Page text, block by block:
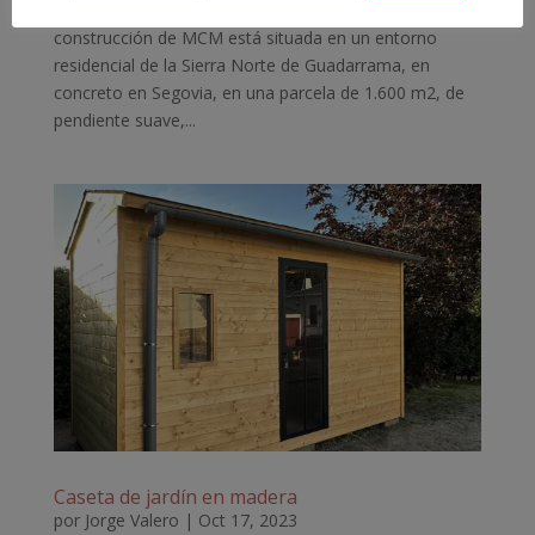
construcción de MCM está situada en un entorno
residencial de la Sierra Norte de Guadarrama, en
concreto en Segovia, en una parcela de 1.600 m2, de
pendiente suave,...
Caseta de jardín en madera
por Jorge Valero | Oct 17, 2023